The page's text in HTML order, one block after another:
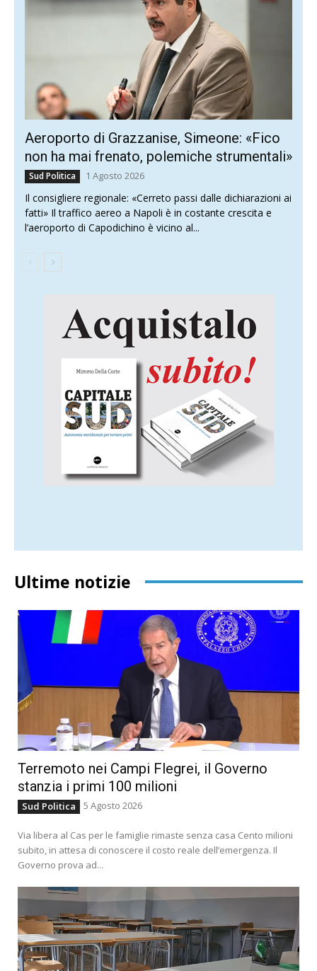
Aeroporto di Grazzanise, Simeone: «Fico
non ha mai frenato, polemiche strumentali»
Sud Politica 1 Agosto 2026
Il consigliere regionale: «Cerreto passi dalle dichiarazioni ai
fatti» Il traffico aereo a Napoli è in costante crescita e
l’aeroporto di Capodichino è vicino al...
Ultime notizie
Terremoto nei Campi Flegrei, il Governo
stanzia i primi 100 milioni
Sud Politica 5 Agosto 2026
Via libera al Cas per le famiglie rimaste senza casa Cento milioni
subito, in attesa di conoscere il costo reale dell’emergenza. Il
Governo prova ad...